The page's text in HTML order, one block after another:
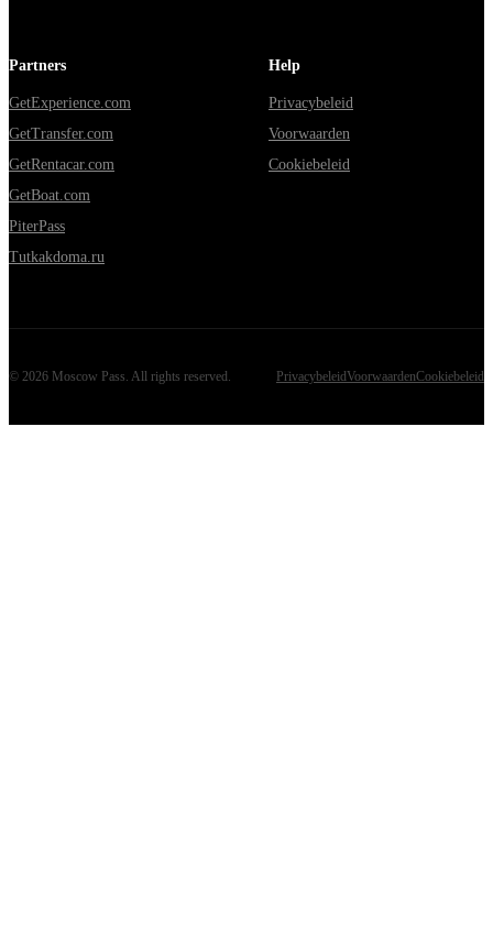
Partners
GetExperience.com
GetTransfer.com
GetRentacar.com
GetBoat.com
PiterPass
Tutkakdoma.ru
Help
Privacybeleid
Voorwaarden
Cookiebeleid
© 2026 Moscow Pass. All rights reserved. PrivacybeleidVoorwaardenCookiebeleid